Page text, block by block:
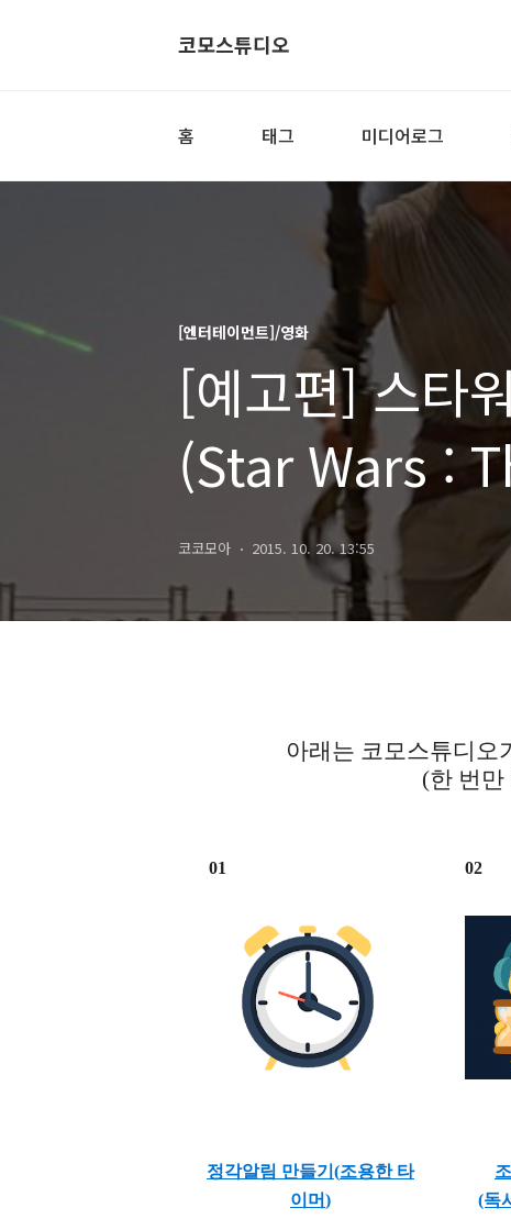
코모스튜디오
홈 태그 미디어로그
[엔터테이먼트]/영화
[예고편] 스타
(Star Wars :
2015)
코코모아 2015. 10. 20. 13:55
아래는 코모스튜디오
(한 번만
01 02
정각알림 만들기(조용한 타
이머)
(독